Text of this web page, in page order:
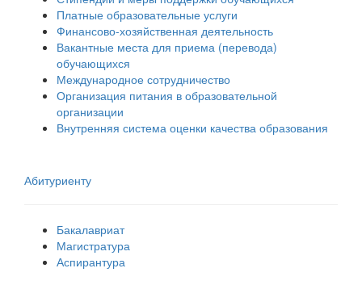
Платные образовательные услуги
Финансово-хозяйственная деятельность
Вакантные места для приема (перевода)
обучающихся
Международное сотрудничество
Организация питания в образовательной
организации
Внутренняя система оценки качества образования
Абитуриенту
Бакалавриат
Магистратура
Аспирантура